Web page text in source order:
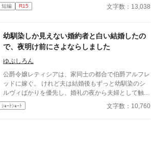
短編 R15 文字数：13,038
幼馴染しか見えない婚約者と白い結婚したの
で、夜明け前にさよならしました
ゆぷしろん
公爵令嬢レティシアは、家同士の都合で伯爵アルフレ
ッドに嫁ぐ。 けれど夫は結婚後もずっと幼馴染のシ
ルヴィばかりを優先し、婚礼の夜から夫婦として触れ
合おうともしなかった。名ばかりの妻として伯爵家を
支え、領地経営まで立て直しても、彼にとってレティ
ｼｮｰﾄｼｮｰﾄ 文字数：10,760